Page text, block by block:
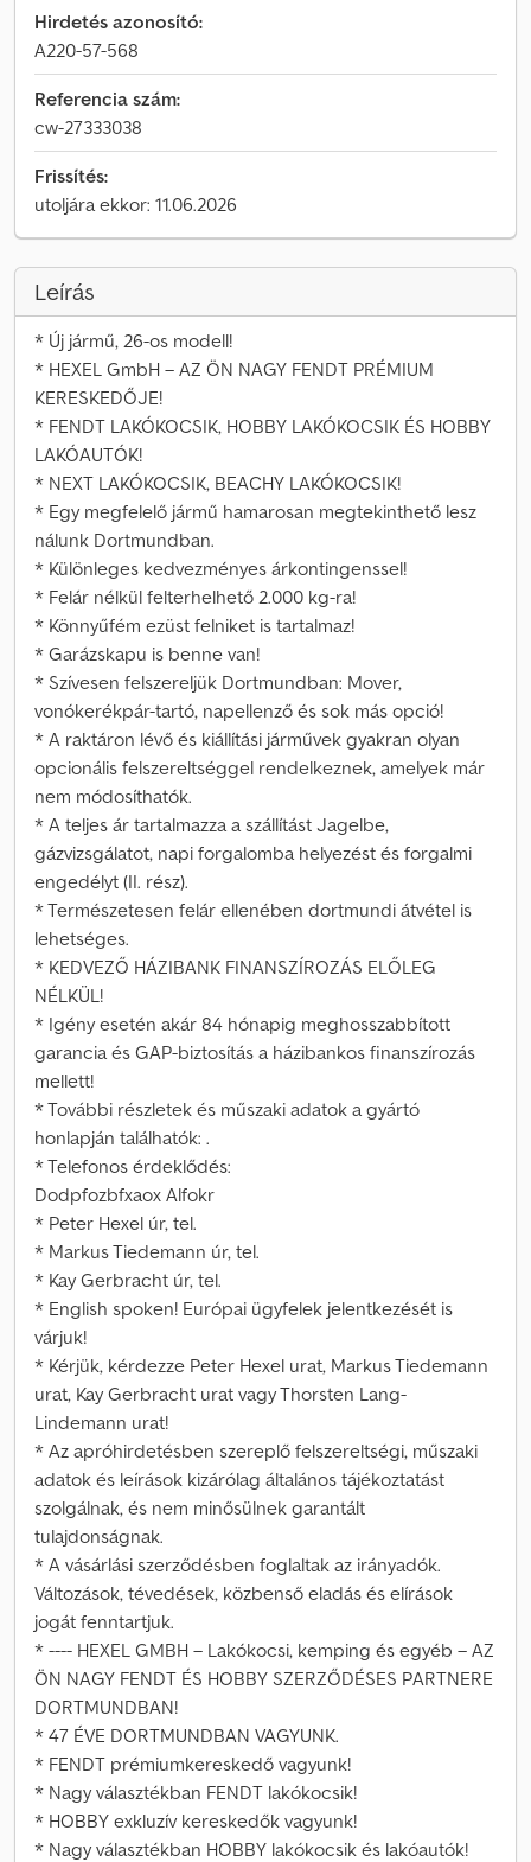
Hirdetés azonosító:
A220-57-568
Referencia szám:
cw-27333038
Frissítés:
utoljára ekkor: 11.06.2026
Leírás
* Új jármű, 26-os modell!
* HEXEL GmbH – AZ ÖN NAGY FENDT PRÉMIUM
KERESKEDŐJE!
* FENDT LAKÓKOCSIK, HOBBY LAKÓKOCSIK ÉS HOBBY
LAKÓAUTÓK!
* NEXT LAKÓKOCSIK, BEACHY LAKÓKOCSIK!
* Egy megfelelő jármű hamarosan megtekinthető lesz
nálunk Dortmundban.
* Különleges kedvezményes árkontingenssel!
* Felár nélkül felterhelhető 2.000 kg-ra!
* Könnyűfém ezüst felniket is tartalmaz!
* Garázskapu is benne van!
* Szívesen felszereljük Dortmundban: Mover,
vonókerékpár-tartó, napellenző és sok más opció!
* A raktáron lévő és kiállítási járművek gyakran olyan
opcionális felszereltséggel rendelkeznek, amelyek már
nem módosíthatók.
* A teljes ár tartalmazza a szállítást Jagelbe,
gázvizsgálatot, napi forgalomba helyezést és forgalmi
engedélyt (II. rész).
* Természetesen felár ellenében dortmundi átvétel is
lehetséges.
* KEDVEZŐ HÁZIBANK FINANSZÍROZÁS ELŐLEG
NÉLKÜL!
* Igény esetén akár 84 hónapig meghosszabbított
garancia és GAP-biztosítás a házibankos finanszírozás
mellett!
* További részletek és műszaki adatok a gyártó
honlapján találhatók: .
* Telefonos érdeklődés:
Dodpfozbfxaox Alfokr
* Peter Hexel úr, tel.
* Markus Tiedemann úr, tel.
* Kay Gerbracht úr, tel.
* English spoken! Európai ügyfelek jelentkezését is
várjuk!
* Kérjük, kérdezze Peter Hexel urat, Markus Tiedemann
urat, Kay Gerbracht urat vagy Thorsten Lang-
Lindemann urat!
* Az apróhirdetésben szereplő felszereltségi, műszaki
adatok és leírások kizárólag általános tájékoztatást
szolgálnak, és nem minősülnek garantált
tulajdonságnak.
* A vásárlási szerződésben foglaltak az irányadók.
Változások, tévedések, közbenső eladás és elírások
jogát fenntartjuk.
* ---- HEXEL GMBH – Lakókocsi, kemping és egyéb – AZ
ÖN NAGY FENDT ÉS HOBBY SZERZŐDÉSES PARTNERE
DORTMUNDBAN!
* 47 ÉVE DORTMUNDBAN VAGYUNK.
* FENDT prémiumkereskedő vagyunk!
* Nagy választékban FENDT lakókocsik!
* HOBBY exkluzív kereskedők vagyunk!
* Nagy választékban HOBBY lakókocsik és lakóautók!